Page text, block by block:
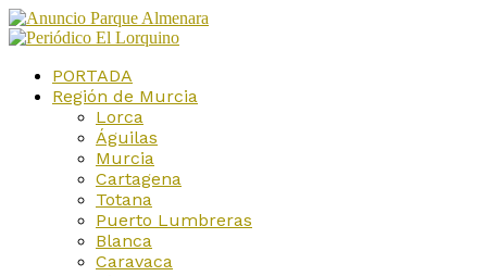
PORTADA
Región de Murcia
Lorca
Águilas
Murcia
Cartagena
Totana
Puerto Lumbreras
Blanca
Caravaca